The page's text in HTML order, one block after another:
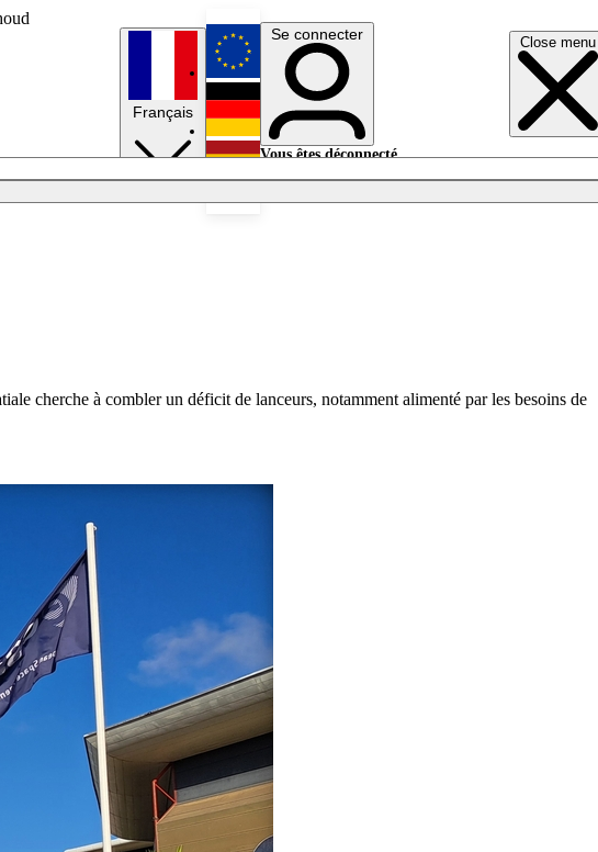
Close menu
Français
English
Deutsch
Se connecter
Vous êtes déconnecté.
cherche à combler un déficit de lanceurs, notamment alimenté par les besoins de